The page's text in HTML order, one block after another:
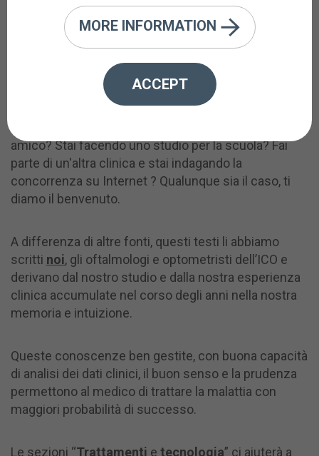
sforzi per recuperare la salute
perduta.
Se stai leggendo questi paragrafi è perché sei
interessato a saperne di più di una malattia degli
occhi. Sei preoccupato perché una malattia degli
amico? Stai facendo uno studio per la scuola? Fai
parte di un'altra clinica e stai indagando la
concorrenza su Internet ? Qualunque sia il caso, ti
diamo il benvenuto.
A differenza di altre fonti, questi testi li abbiamo
scritti noi, gli oftalmologi e optometristi dell’ICO e
derivano dal nostro studio e dalla nostra esperienza
clinica accumulate nel corso degli anni nella nostra
memoria e intuizione.
Queste conoscenze ben gestite, con buona capacità
di analisi dei dati clinici, il buon senso e la prudenza
permettono al medico di trattare la malattia con
maggiori probabilità di successo.
Le sezioni “Trattamenti e tecnologia” ci aiuterà a
MORE INFORMATION
ACCEPT